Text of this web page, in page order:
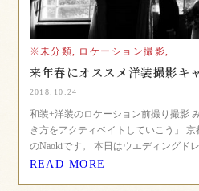
※未分類, ロケーション撮影,
来年春にオススメ洋装撮影キ
2018.10.24
和装+洋装のロケーション前撮り撮影
き方をアクティベイトしていこう」
のNaokiです。 本日はウエディングド
READ MORE